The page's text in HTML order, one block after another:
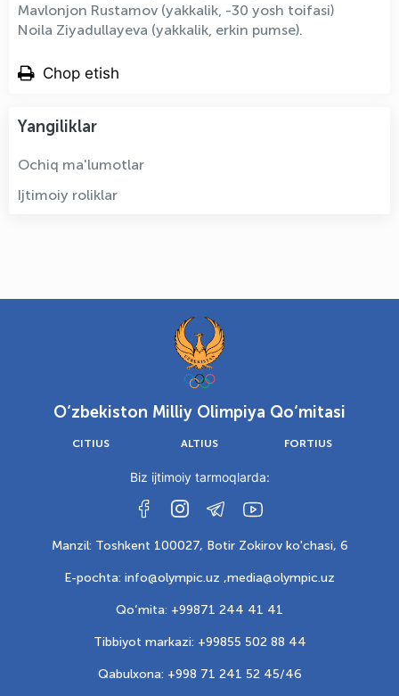
Mavlonjon Rustamov (yakkalik, -30 yosh toifasi)
Noila Ziyadullayeva (yakkalik, erkin pumse).
Chop etish
Yangiliklar
Ochiq ma'lumotlar
Ijtimoiy roliklar
O‘zbekiston Milliy Olimpiya Qo‘mitasi
CITIUS ALTIUS FORTIUS
Biz ijtimoiy tarmoqlarda:
Manzil: Toshkent 100027, Botir Zokirov ko'chasi, 6
E-pochta: info@olympic.uz ,media@olympic.uz
Qo‘mita: +99871 244 41 41
Tibbiyot markazi: +99855 502 88 44
Qabulxona: +998 71 241 52 45/46